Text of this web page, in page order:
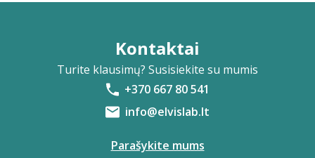
Kontaktai
Turite klausimų? Susisiekite su mumis
+370 667 80 541
info@elvislab.lt
Parašykite mums